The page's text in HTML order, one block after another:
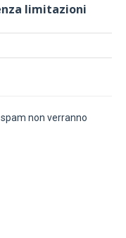
limitazioni
non verranno